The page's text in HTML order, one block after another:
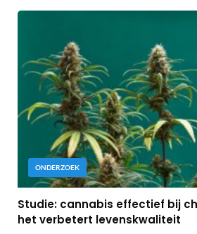
ONDERZOEK
Studie: cannabis effectief bij
het verbetert levenskwaliteit